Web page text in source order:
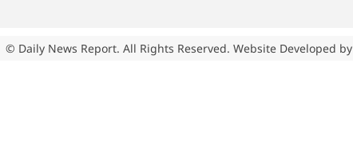
© Daily News Report. All Rights Reserved. Website Developed by